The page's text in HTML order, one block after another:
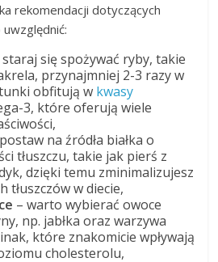
rekomendacji dotyczących
staraj się spożywać ryby, takie
przynajmniej 2-3 razy w
obfitują w kwasy
3, które oferują wiele
na źródła białka o
tłuszczu, takie jak pierś z
dzięki temu zminimalizujesz
tłuszczów w diecie,
– warto wybierać owoce
np. jabłka oraz warzywa
które znakomicie wpływają
cholesterolu,